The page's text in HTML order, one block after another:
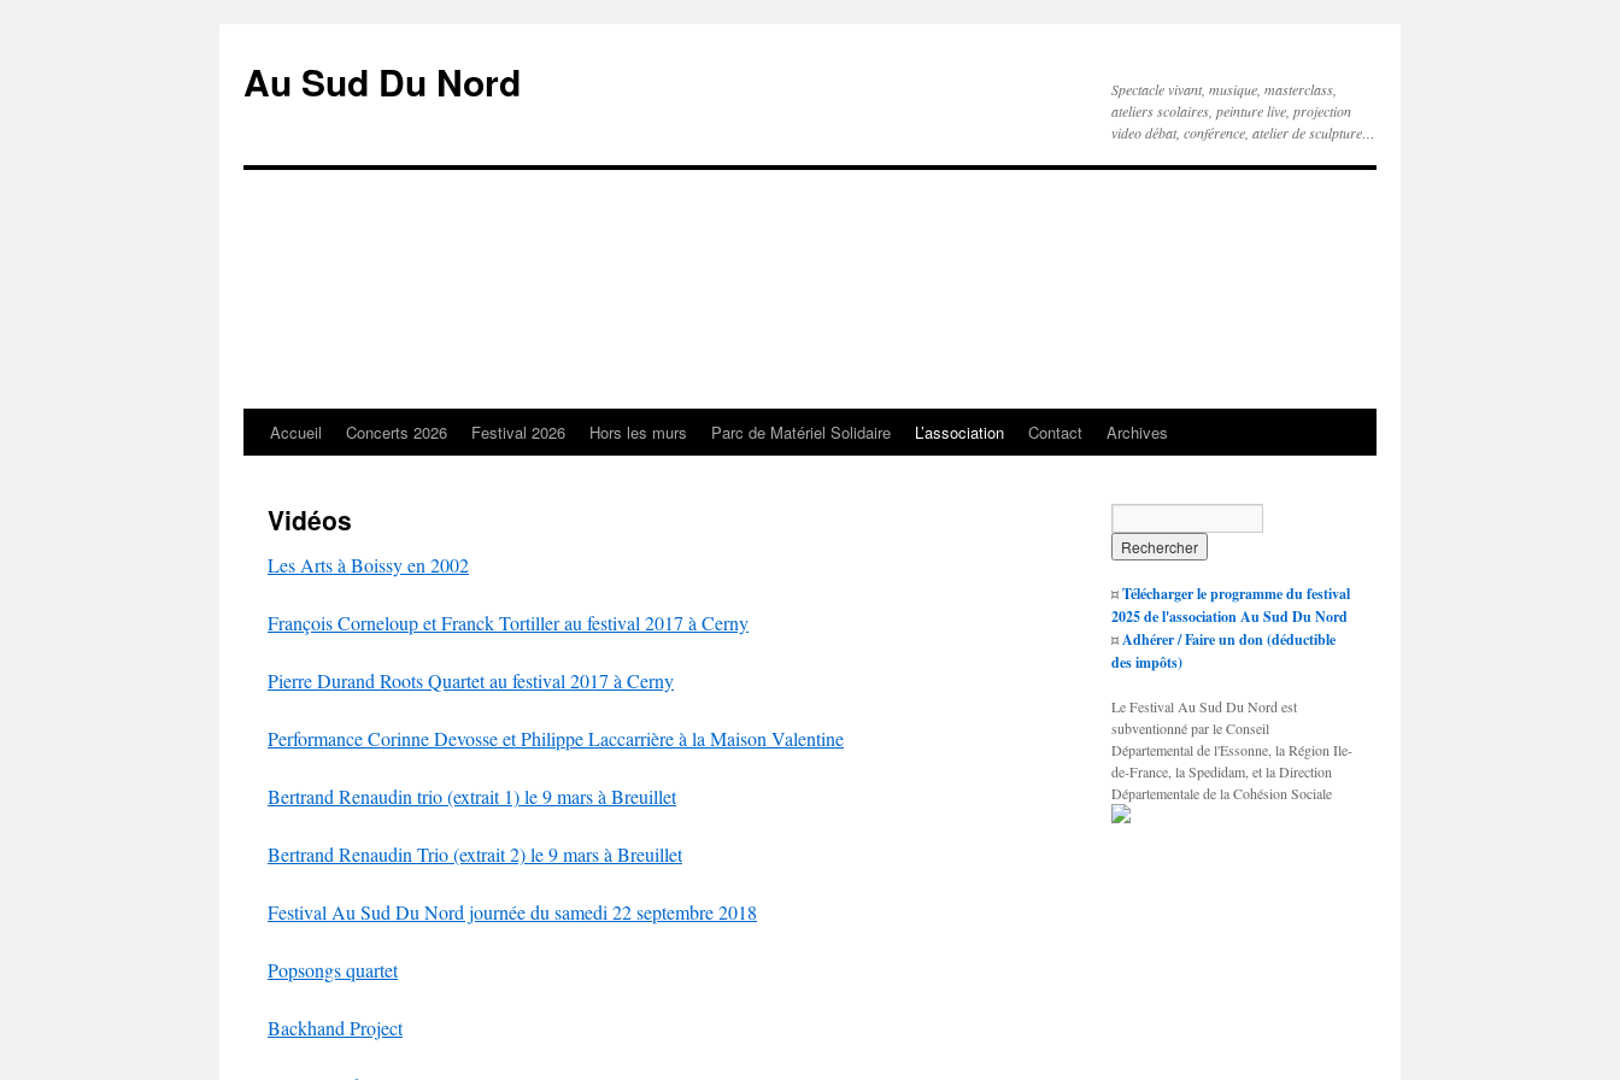
Au Sud Du Nord
Spectacle vivant, musique, masterclass,
ateliers scolaires, peinture live, projection
video débat, conférence, atelier de sculpture…
Aller
contenu
Accueil Concerts 2026 Festival 2026 Hors les murs Parc de Matériel Solidaire L’association Contact Archives
Vidéos
Les Arts à Boissy en 2002
François Corneloup et Franck Tortiller au festival 2017 à Cerny
Pierre Durand Roots Quartet au festival 2017 à Cerny
Performance Corinne Devosse et Philippe Laccarrière à la Maison Valentine
Bertrand Renaudin trio (extrait 1) le 9 mars à Breuillet
Bertrand Renaudin Trio (extrait 2) le 9 mars à Breuillet
Festival Au Sud Du Nord journée du samedi 22 septembre 2018
Popsongs quartet
Backhand Project
¤Télécharger le programme du festival
2025 de l'association Au Sud Du Nord
¤Adhérer / Faire un don (déductible
des impôts)
Le Festival Au Sud Du Nord est
subventionné par le Conseil
Départemental de l'Essonne, la Région Ile-
de-France, la Spedidam, et la Direction
Départementale de la Cohésion Sociale